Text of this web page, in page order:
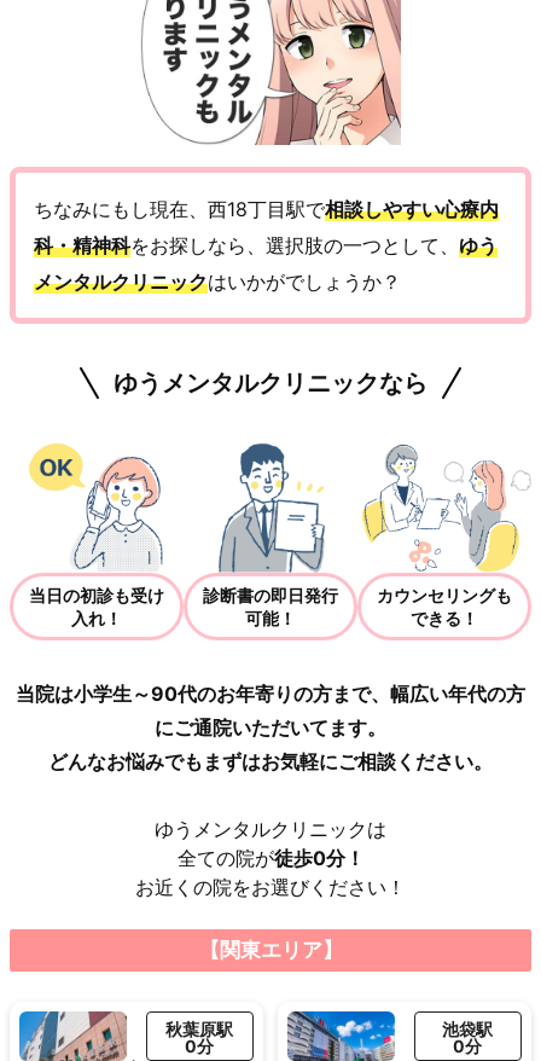
ちなみにもし現在、西18丁目駅で相談しやすい心療内
科・精神科をお探しなら、選択肢の一つとして、 ゆう
メンタルクリニックはいかがでしょうか？
ゆうメンタルクリニックなら
当日の初診も受け
入れ！
診断書の即日発行
可能！
カウンセリングも
できる！
当院は小学生～90代のお年寄りの方まで、幅広い年代の方
にご通院いただいてます。
どんなお悩みでもまずはお気軽にご相談ください。
ゆうメンタルクリニックは
全ての院が徒歩0分！
お近くの院をお選びください！
【関東エリア】
秋葉原駅
0分
池袋駅
0分